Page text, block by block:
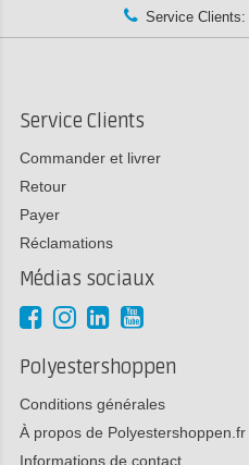
Service Clients:
Service Clients
Commander et livrer
Retour
Payer
Réclamations
Médias sociaux
Polyestershoppen
Conditions générales
À propos de Polyestershoppen.fr
Informations de contact